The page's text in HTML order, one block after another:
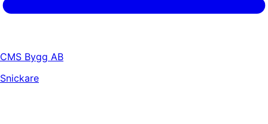
CMS Bygg AB
Snickare